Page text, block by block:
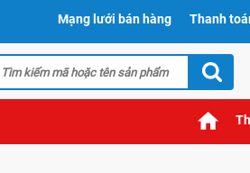
Mạng lưới bán hàng Thanh